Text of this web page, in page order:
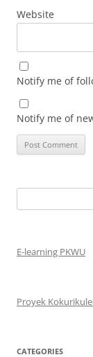
Website
Notify me of
Notify me of
for:
E-learning PKWU
Proyek
CATEGORIES